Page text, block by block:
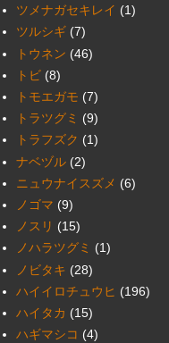
ツメナガセキレイ (1)
ツルシギ (7)
トウネン (46)
トビ (8)
トモエガモ (7)
トラツグミ (9)
トラフズク (1)
ナベヅル (2)
ニュウナイスズメ (6)
ノゴマ (9)
ノスリ (15)
ノハラツグミ (1)
ノビタキ (28)
ハイイロチュウヒ (196)
ハイタカ (15)
ハギマシコ (4)